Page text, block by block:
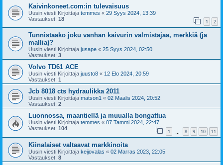
Kaivinkoneet.com:in tulevaisuus
Uusin viesti Kirjoittaja temmes « 29 Syys 2024, 13:39
Vastaukset: 18 1 2
Tunnistaako joku vanhan kaivurin valmistajaa, merkkiä (ja
mallia)?
Uusin viesti Kirjoittaja jusape « 25 Syys 2024, 02:50
Vastaukset: 3
Volvo TD61 ACE
Uusin viesti Kirjoittaja juusto8 « 12 Elo 2024, 20:59
Vastaukset: 1
Jcb 8018 cts hydraulikka 2011
Uusin viesti Kirjoittaja matson1 « 02 Maalis 2024, 20:52
Vastaukset: 2
Luonnossa, maantiellä ja muualla bongattua
Uusin viesti Kirjoittaja temmes « 07 Tammi 2024, 22:47
Vastaukset: 104 1 8 9 10 11
Kiinalaiset valtaavat markkinoita
Uusin viesti Kirjoittaja keijovalas « 02 Marras 2023, 22:05
Vastaukset: 8